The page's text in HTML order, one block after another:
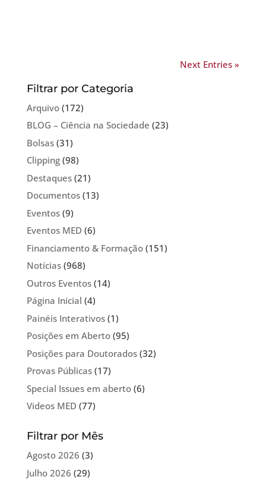
Next Entries »
Filtrar por Categoria
Arquivo(172)
BLOG – Ciência na Sociedade (23)
Bolsas(31)
Clipping(98)
Destaques(21)
Documentos(13)
Eventos(9)
Eventos MED (6)
Financiamento & Formação(151)
Notícias(968)
Outros Eventos(14)
Página Inicial (4)
Painéis Interativos(1)
Posições em Aberto(95)
Posições para Doutorados(32)
Provas Públicas(17)
Special Issues em aberto(6)
Videos MED (77)
Filtrar por Mês
Agosto 2026 (3)
Julho 2026 (29)